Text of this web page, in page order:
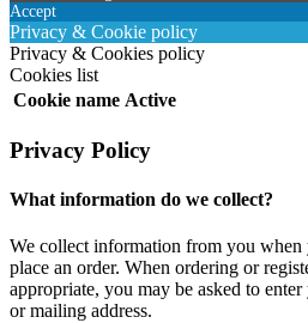
Accept
Privacy & Cookie policy
Privacy & Cookies policy
Cookies list
Cookie name Active
Privacy Policy
What information do we collect?
We collect information from you when
place an order. When ordering or
appropriate, you may be asked to
or mailing address.